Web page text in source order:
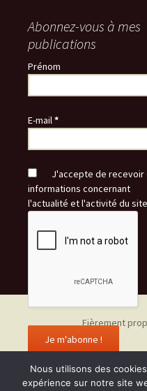
Abonnez-vous à mes
publications
Prénom
E-mail*
J'accepte de recevoir
informations concernant
l'actualité et l'activité du
Fièrement
Nous utilisons des
expérience sur notre site